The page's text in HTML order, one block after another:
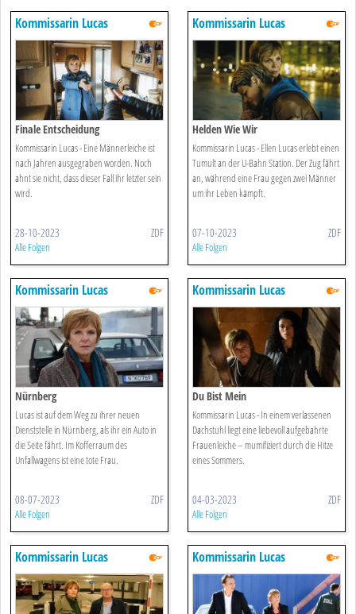
Kommissarin Lucas
Finale Entscheidung
Kommissarin Lucas - Eine Männerleiche ist
nach Jahren ausgegraben worden. Noch
ahnt sie nicht, dass dieser Fall ihr letzter sein
wird.
28-10-2023 ZDF
Alle Folgen
Kommissarin Lucas
Helden Wie Wir
Kommissarin Lucas - Ellen Lucas erlebt einen
Tumult an der U-Bahn Station. Der Zug fährt
an, während eine Frau gegen zwei Männer
um ihr Leben kämpft.
07-10-2023 ZDF
Alle Folgen
Kommissarin Lucas
Nürnberg
Lucas ist auf dem Weg zu ihrer neuen
Dienststelle in Nürnberg, als ihr ein Auto in
die Seite fährt. Im Kofferraum des
Unfallwagens ist eine tote Frau.
08-07-2023 ZDF
Alle Folgen
Kommissarin Lucas
Du Bist Mein
Kommissarin Lucas - In einem verlassenen
Dachstuhl liegt eine liebevoll aufgebahrte
Frauenleiche – mumifiziert durch die Hitze
eines Sommers.
04-03-2023 ZDF
Alle Folgen
Kommissarin Lucas Kommissarin Lucas